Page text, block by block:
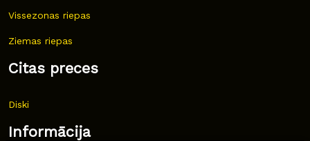
Vissezonas riepas
Ziemas riepas
Citas preces
Diski
Informācija